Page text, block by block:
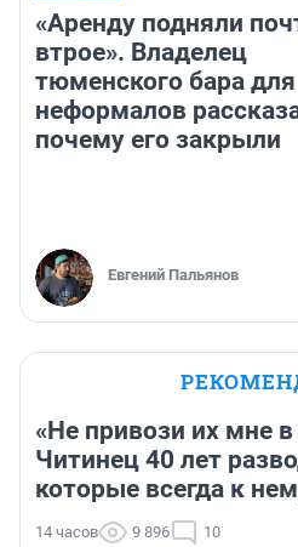
«Аренду подняли
втрое». Владелец
тюменского бара для
неформалов
почему его закрыли
Евгений Пальянов
«Не привози их мне в
Читинец 40 лет
которые всегда к
14 часов 9 896 10